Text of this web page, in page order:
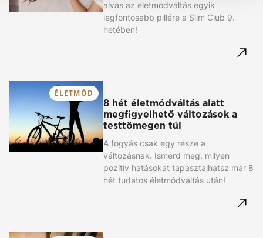
alvás az életmódváltás egyik
legfontosabb pillére a Slim Club 9.
hetében!
ÉLETMÓD
8 hét életmódváltás alatt
megfigyelhető változások a
testtömegen túl
A fogyás csak egy része a
változásnak. Ismerd meg, milyen
pozitív hatásokat tapasztalhatsz már 8
hét tudatos életmódváltás után!